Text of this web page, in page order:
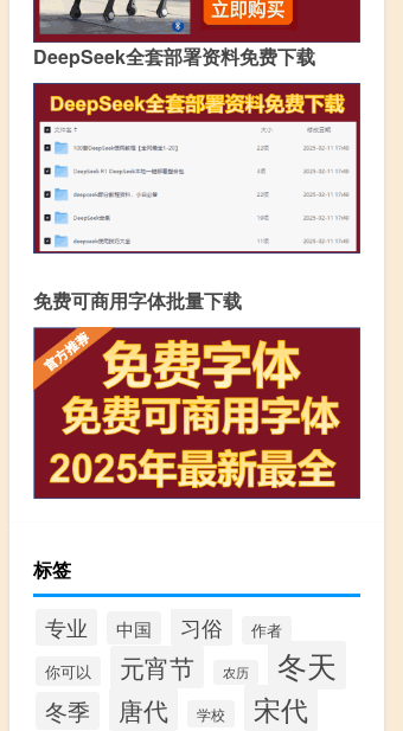
DeepSeek全套部署资料免费下载
免费可商用字体批量下载
标签
专业 中国 习俗 作者
你可以 元宵节 农历 冬天
冬季 唐代 学校 宋代